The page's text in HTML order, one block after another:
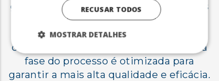
gerentes intermediários e profissionais
altamente qualificados que
impulsionam o crescimento e a
competitividade da sua empresa. Cada
fase do processo é otimizada para
garantir a mais alta qualidade e eficácia.
RECUSAR TODOS
MOSTRAR DETALHES